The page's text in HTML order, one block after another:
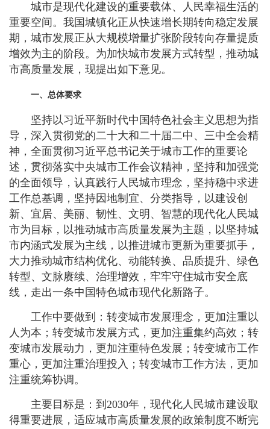
城市是现代化建设的重要载体、人民幸福生活的
重要空间。我国城镇化正从快速增长期转向稳定发展
期，城市发展正从大规模增量扩张阶段转向存量提质
增效为主的阶段。为加快城市发展方式转型，推动城
市高质量发展，现提出如下意见。
一、总体要求
坚持以习近平新时代中国特色社会主义思想为指
导，深入贯彻党的二十大和二十届二中、三中全会精
神，全面贯彻习近平总书记关于城市工作的重要论
述，贯彻落实中央城市工作会议精神，坚持和加强党
的全面领导，认真践行人民城市理念，坚持稳中求进
工作总基调，坚持因地制宜、分类指导，以建设创
新、宜居、美丽、韧性、文明、智慧的现代化人民城
市为目标，以推动城市高质量发展为主题，以坚持城
市内涵式发展为主线，以推进城市更新为重要抓手，
大力推动城市结构优化、动能转换、品质提升、绿色
转型、文脉赓续、治理增效，牢牢守住城市安全底
线，走出一条中国特色城市现代化新路子。
工作中要做到：转变城市发展理念，更加注重以
人为本；转变城市发展方式，更加注重集约高效；转
变城市发展动力，更加注重特色发展；转变城市工作
重心，更加注重治理投入；转变城市工作方法，更加
注重统筹协调。
主要目标是：到2030年，现代化人民城市建设取
得重要进展，适应城市高质量发展的政策制度不断完